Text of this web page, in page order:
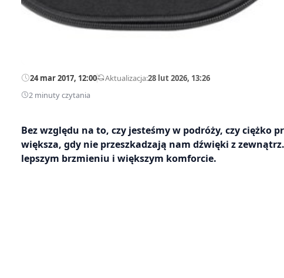
24 mar 2017, 12:00—Aktualizacja:28 lut 2026, 13:26
2 minuty czytania
Bez względu na to, czy jesteśmy w podróży, czy ciężko
większa, gdy nie przeszkadzają nam dźwięki z
lepszym brzmieniu i większym komforcie.